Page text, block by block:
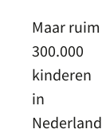
Maar ruim
300.000
kinderen
in
Nederland